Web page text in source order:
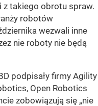
z takiego obrotu spraw.
robotów
wezwali inne
nie roboty nie będą
podpisały firmy Agility
Open Robotics
zobowiązują się „nie